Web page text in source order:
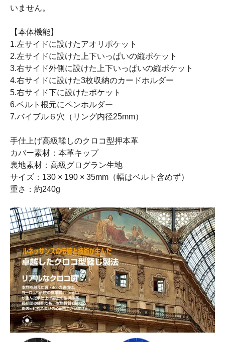
いません。
【本体機能】
1.左サイドに設けたアオリポケット
2.左サイドに設けた上下いっぱいの縦ポケット
3.右サイド外側に設けた上下いっぱいの縦ポケット
4.右サイドに設けた3枚収納のカードホルダー
5.右サイド下に設けたポケット
6.ベルト根元にペンホルダー
7.バイブル６穴（リング内径25mm）
手仕上げ高級鞣しのクロコ型押本革
カバー素材：本革キップ
裏地素材：高級グログラン生地
サイズ：130 × 190 × 35mm（幅はベルト含めず）
重さ：約240g